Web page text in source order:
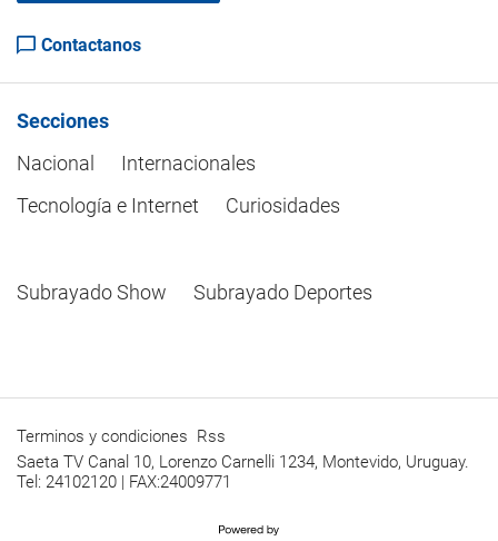
Contactanos
Secciones
Nacional
Internacionales
Tecnología e Internet
Curiosidades
Subrayado Show Subrayado Deportes
Terminos y condiciones Rss
Saeta TV Canal 10, Lorenzo Carnelli 1234, Montevido, Uruguay.
Tel: 24102120 | FAX:24009771